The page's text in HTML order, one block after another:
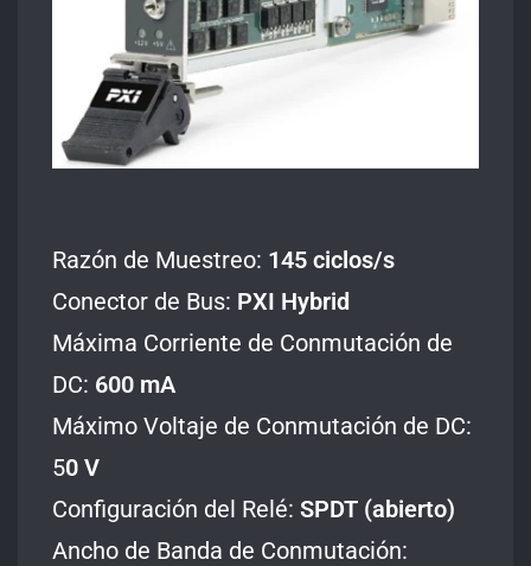
Razón de Muestreo: 145 ciclos/s
Conector de Bus: PXI Hybrid
Máxima Corriente de Conmutación de
DC: 600mA
Máximo Voltaje de Conmutación de DC:
50 V
Configuración del Relé: SPDT (abierto)
Ancho de Banda de Conmutación: